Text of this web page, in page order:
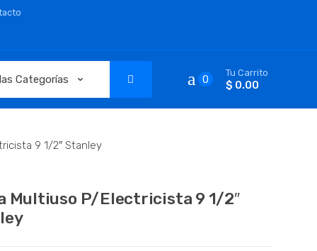
0
Tu Carrito
$ 0.00
9 1/2″ Stanley
Multiuso P/Electricista 9 1/2″